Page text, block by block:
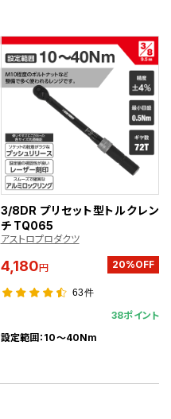
3/8DR プリセット型トルクレン
チ TQ065
アストロプロダクツ
4,180円 20%OFF
63件
38ポイント
設定範囲：10～40Nm